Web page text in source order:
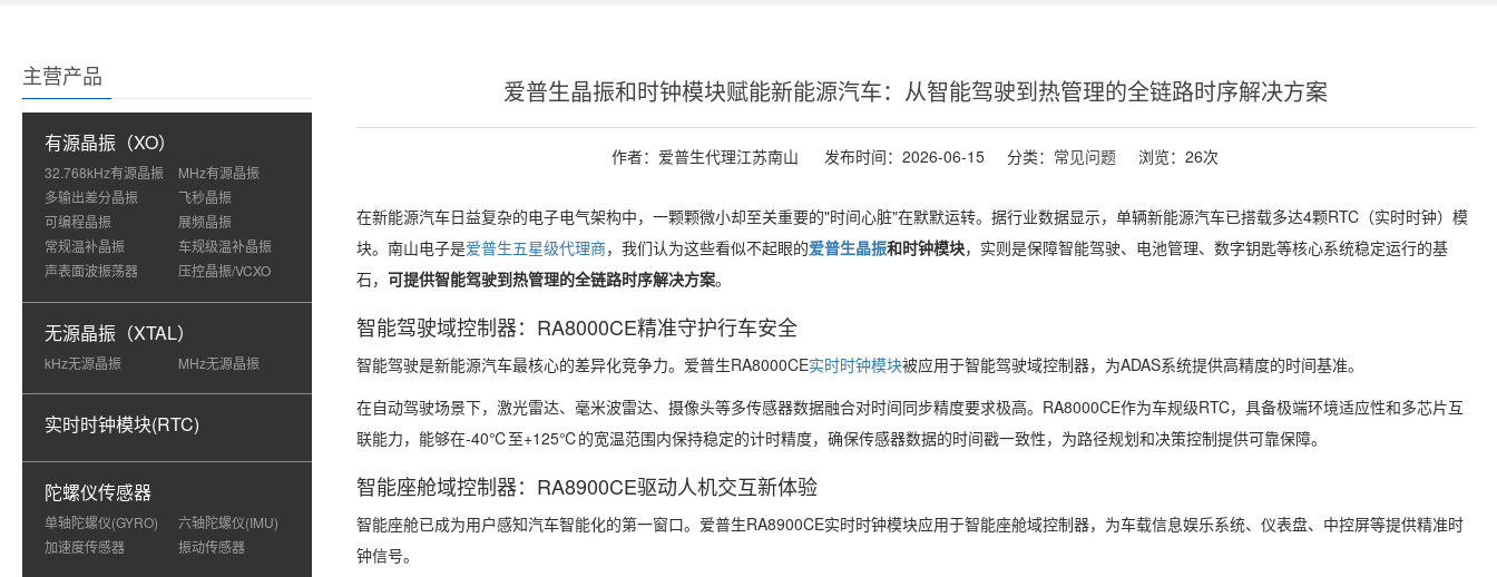
主营产品
有源晶振（XO）
32.768kHz有源晶振
MHz有源晶振
多输出差分晶振
飞秒晶振
可编程晶振
展频晶振
常规温补晶振
车规级温补晶振
声表面波振荡器
压控晶振/VCXO
无源晶振（XTAL）
kHz无源晶振 MHz无源晶振
实时时钟模块(RTC)
陀螺仪传感器
单轴陀螺仪(GYRO)
六轴陀螺仪(IMU)
加速度传感器
振动传感器
爱普生晶振和时钟模块赋能新能源汽车：从智能驾驶到热管理的全链路时序解决方案
作者：爱普生代理江苏南山 发布时间：2026-06-15 分类： 常见问题 浏览：26次
在新能源汽车日益复杂的电子电气架构中，一颗颗微小却至关重要的"时间心脏"在默默运转。据行业数据显示，单辆新能源汽车已搭载多达4颗RTC（实时时钟）模
块。南山电子是爱普生五星级代理商，我们认为这些看似不起眼的爱普生晶振和时钟模块，实则是保障智能驾驶、电池管理、数字钥匙等核心系统稳定运行的基
石，可提供智能驾驶到热管理的全链路时序解决方案。
智能驾驶域控制器：RA8000CE精准守护行车安全
智能驾驶是新能源汽车最核心的差异化竞争力。爱普生RA8000CE实时时钟模块被应用于智能驾驶域控制器，为ADAS系统提供高精度的时间基准。
在自动驾驶场景下，激光雷达、毫米波雷达、摄像头等多传感器数据融合对时间同步精度要求极高。RA8000CE作为车规级RTC，具备极端环境适应性和多芯片互
联能力，能够在-40℃至+125℃的宽温范围内保持稳定的计时精度，确保传感器数据的时间戳一致性，为路径规划和决策控制提供可靠保障。
智能座舱域控制器：RA8900CE驱动人机交互新体验
智能座舱已成为用户感知汽车智能化的第一窗口。爱普生RA8900CE实时时钟模块应用于智能座舱域控制器，为车载信息娱乐系统、仪表盘、中控屏等提供精准时
钟信号。